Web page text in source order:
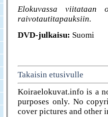
Elokuvassa viitataan
raivotautitapauksiin.
DVD-julkaisu: Suomi
Takaisin etusivulle
Koiraelokuvat.info is a
purposes only. No
cover pictures and other